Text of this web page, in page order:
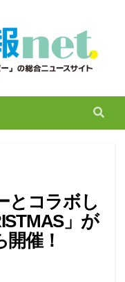
とコラボし
」が
催！